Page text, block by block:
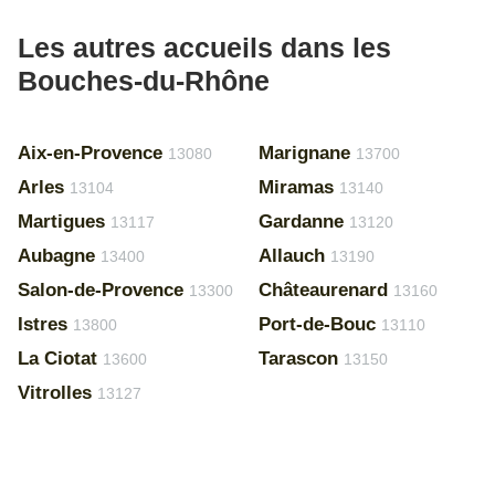
Les autres accueils dans les
Bouches-du-Rhône
Aix-en-Provence 13080
Arles 13104
Martigues 13117
Aubagne 13400
Salon-de-Provence 13300
Istres 13800
La Ciotat 13600
Vitrolles 13127
Marignane 13700
Miramas 13140
Gardanne 13120
Allauch 13190
Châteaurenard 13160
Port-de-Bouc 13110
Tarascon 13150